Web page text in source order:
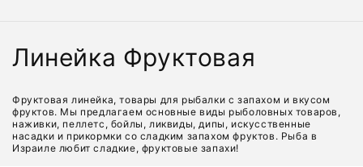
К
л
л
Линейка Фруктовая
Фруктовая линейка, товары для рыбалки с запахом и вкусом
фруктов. Мы предлагаем основные виды рыболовных товаров,
наживки, пеллетс, бойлы, ликвиды, дипы, искусственные
насадки и прикормки со сладким запахом фруктов. Рыба в
Израиле любит сладкие, фруктовые запахи!